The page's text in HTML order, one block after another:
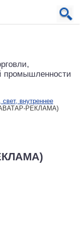
промышленности
внутреннее
РЕКЛАМА)